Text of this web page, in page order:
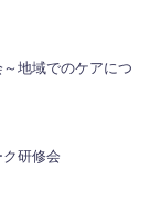
地域でのケアにつ
ク研修会